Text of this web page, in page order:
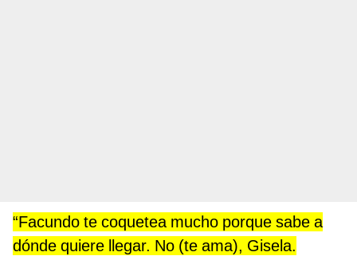
“Facundo te coquetea mucho porque sabe a
dónde quiere llegar. No (te ama), Gisela.